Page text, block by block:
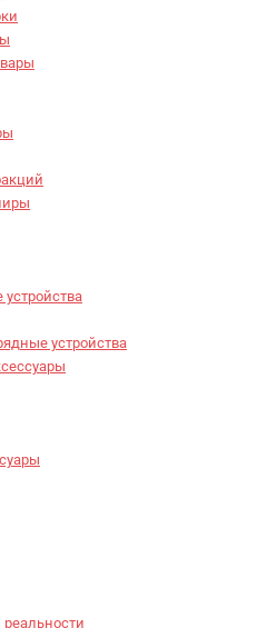
устройства